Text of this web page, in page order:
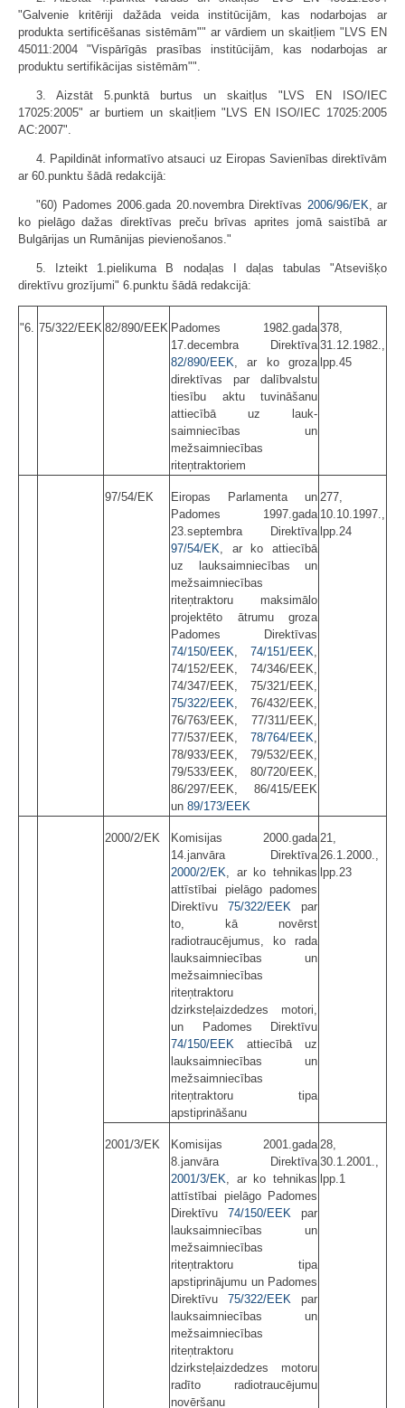
"Galvenie kritēriji dažāda veida institūcijām, kas nodarbojas ar
produkta sertificēšanas sistēmām"" ar vārdiem un skaitļiem "LVS EN
45011:2004 "Vispārīgās prasības institūcijām, kas nodarbojas ar
produktu sertifikācijas sistēmām"".
3. Aizstāt 5.punktā burtus un skaitļus "LVS EN ISO/IEC
17025:2005" ar burtiem un skaitļiem "LVS EN ISO/IEC 17025:2005
AC:2007".
4. Papildināt informatīvo atsauci uz Eiropas Savienības direktīvām
ar 60.punktu šādā redakcijā:
"60) Padomes 2006.gada 20.novembra Direktīvas 2006/96/EK , ar
ko pielāgo dažas direktīvas preču brīvas aprites jomā saistībā ar
Bulgārijas un Rumānijas pievienošanos."
5. Izteikt 1.pielikuma B nodaļas I daļas tabulas "Atsevišķo
direktīvu grozījumi" 6.punktu šādā redakcijā:
"6. 75/322/EEK 82/890/EEK Padomes 1982.gada
17.decembra Direktīva
82/890/EEK , ar ko groza
direktīvas par dalībvalstu
tiesību aktu tuvināšanu
attiecībā uz lauk­
saimniecības un
mežsaimniecības
riteņtraktoriem
378,
31.12.1982.,
lpp.45
97/54/EK
Eiropas Parlamenta un
Padomes 1997.gada
23.septembra Direktīva
97/54/EK , ar ko attiecībā
uz lauksaimniecības un
mežsaim­niecības
riteņtraktoru maksimālo
projektēto ātrumu groza
Padomes Direktīvas
74/150/EEK
74/151/EEK
74/152/EEK, 74/346/EEK,
74/347/EEK, 75/321/EEK,
75/322/EEK , 76/432/EEK,
76/763/EEK, 77/311/EEK,
77/537/EEK, 78/764/EEK
78/933/EEK, 79/532/EEK,
79/533/EEK, 80/720/EEK,
86/297/EEK, 86/415/EEK
un 89/173/EEK
277,
10.10.1997.,
lpp.24
2000/2/EK
Komisijas 2000.gada
14.janvāra Direktīva
2000/2/EK , ar ko tehnikas
attīstībai pielāgo padomes
Direktīvu 75/322/EEK par
to, kā novērst
radiotraucējumus, ko rada
lauk­saimniecības un
mežsaimniecības
riteņtraktoru
dzirksteļaizdedzes motori,
un Padomes Direktīvu
74/150/EEK attiecībā uz
lauksaim­niecības un
mežsaimniecības
riteņtraktoru tipa
apstiprināšanu
21,
26.1.2000.,
lpp.23
2001/3/EK
Komisijas 2001.gada
8.janvāra Direktīva
2001/3/EK , ar ko tehnikas
attīstībai pielāgo Padomes
Direktīvu 74/150/EEK par
lauksaimniecības un
mežsaimniecības
riteņtraktoru tipa
apstiprinājumu un Padomes
Direktīvu 75/322/EEK par
lauksaimniecības un
mežsaimniecības
riteņtraktoru
dzirksteļaizdedzes motoru
radīto radiotraucējumu
novēršanu
28,
30.1.2001.,
lpp.1